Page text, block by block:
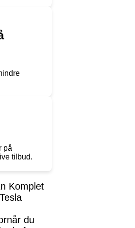
på
tilbud.
Komplet
Tesla
du